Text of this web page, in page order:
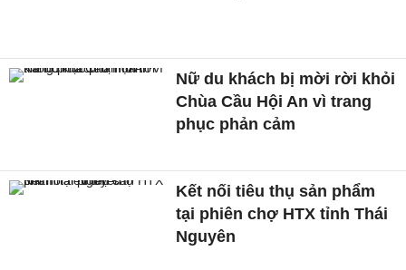
Nữ du khách bị mời rời khỏi
Chùa Cầu Hội An vì trang
phục phản cảm
Kết nối tiêu thụ sản phẩm
tại phiên chợ HTX tỉnh Thái
Nguyên